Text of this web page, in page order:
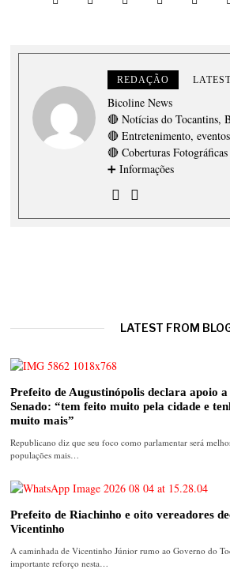
REDAÇÃO
Bicoline News
🔴 Notícias do Tocantins,
🔴 Entretenimento,
🔴 Coberturas
➕ Informações
LATEST FROM
Prefeito de Augustinópolis declara apoio
Senado: “tem feito muito pela cidade e
muito mais”
Republicano diz que seu foco como parlamentar será
populações mais…
Prefeito de Riachinho e oito vereadores
Vicentinho
A caminhada de Vicentinho Júnior rumo ao Governo do
importante reforço nesta…